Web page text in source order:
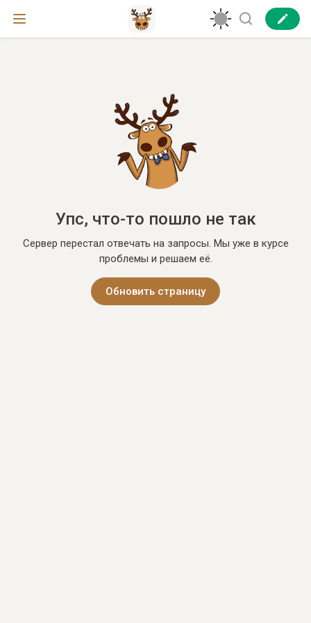
Упс, что-то пошло не так
Сервер перестал отвечать на запросы. Мы уже в курсе
проблемы и решаем её.
Обновить страницу